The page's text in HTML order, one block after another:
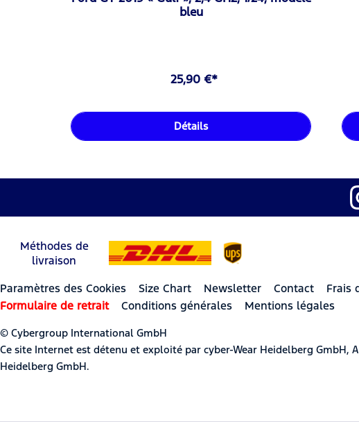
bleu
25,90 €*
Détails
Méthodes de
livraison
Paramètres des Cookies Size Chart Newsletter Contact Frais
Formulaire de retrait
Conditions générales Mentions légales
© Cybergroup International GmbH
Ce site Internet est détenu et exploité par cyber-Wear Heidelberg
Heidelberg GmbH.